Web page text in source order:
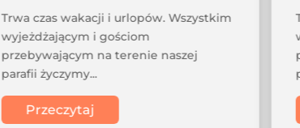
Trwa czas wakacji i urlopów. Wszystkim
wyjeżdżającym i gościom
przebywającym na terenie naszej
parafii życzymy...
Przeczytaj